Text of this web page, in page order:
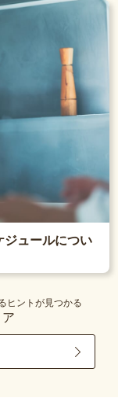
ジュールについ
ヒントが見つかる